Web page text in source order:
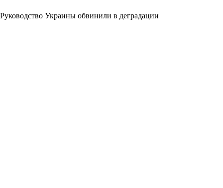
Руководство Украины обвинили в деградации